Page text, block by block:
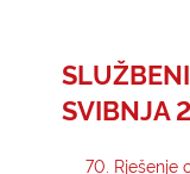
SVIBNJA
70. Rješenje